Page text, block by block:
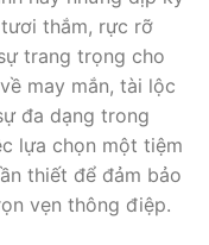
thắm, rực rỡ
trang trọng cho
may mắn, tài lộc
đa dạng trong
lựa chọn một tiệm
thiết để đảm bảo
vẹn thông điệp.